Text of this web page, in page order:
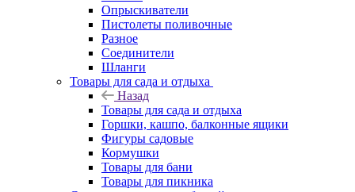
Опрыскиватели
Пистолеты поливочные
Разное
Соединители
Шланги
Товары для сада и отдыха
Назад
Товары для сада и отдыха
Горшки, кашпо, балконные ящики
Фигуры садовые
Кормушки
Товары для бани
Товары для пикника